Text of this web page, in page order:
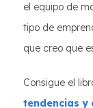
el equipo de
tipo de
que creo que
Consigue el
tendencias y